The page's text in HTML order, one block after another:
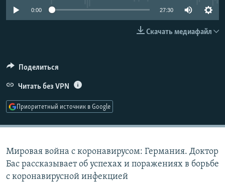
РАСПИСАНИЕ ВЕЩАНИЯ
0:00 27:30
Скачать медиафайл
Поделиться
Читать без VPN
Приоритетный источник в Google
Мировая война с коронавирусом: Германия. Доктор
Бас рассказывает об успехах и поражениях в борьбе
с коронавирусной инфекцией